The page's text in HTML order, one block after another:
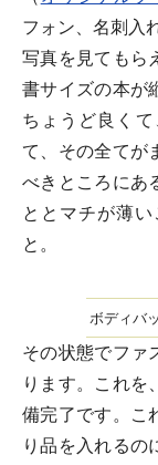
フォン、名刺入れ
写真を見てもら
書サイズの本が
ちょうど良く
て、その全てが
べきところにあ
ととマチが薄
と。
ボディバ
その状態でファ
ります。これを
備完了です。こ
り品を入れるの